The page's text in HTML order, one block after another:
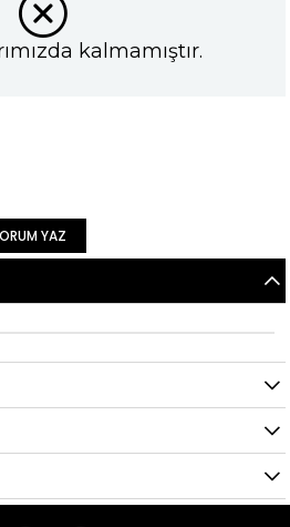
kalmamıştır.
YAZ